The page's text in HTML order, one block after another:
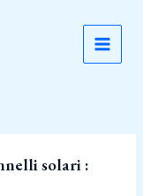
solari :